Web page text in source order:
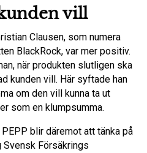
vill
Clausen, som numera
BlackRock, var mer positiv.
när produkten slutligen ska
kunden vill. Här syftade han
om den vill kunna ta ut
som en klumpsumma.
blir däremot att tänka på
Svensk Försäkrings